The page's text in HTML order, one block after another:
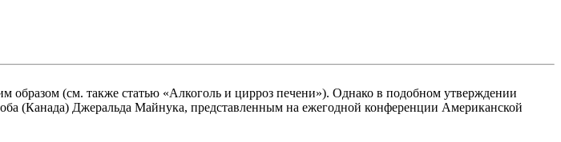
образом (см. также статью «Алкоголь и цирроз печени»). Однако в подобном утверждении
(Канада) Джеральда Майнука, представленным на ежегодной конференции Американской